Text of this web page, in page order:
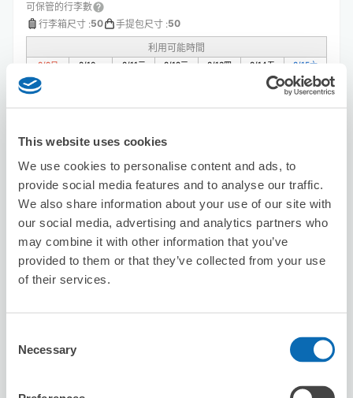
This website uses cookies
We use cookies to personalise content and ads, to
provide social media features and to analyse our traffic.
We also share information about your use of our site with
our social media, advertising and analytics partners who
may combine it with other information that you’ve
provided to them or that they’ve collected from your use
of their services.
Selection
Necessary
可保管的行李數
行李箱尺寸 :50 手提包尺寸 :50
利用可能時間
8/9日 8/10一 8/11二 8/12三 8/13四 8/14 五 8/15六
Sumiko home inc.
从Shinjuku站步行5分钟。
本日營業時間: 關閉